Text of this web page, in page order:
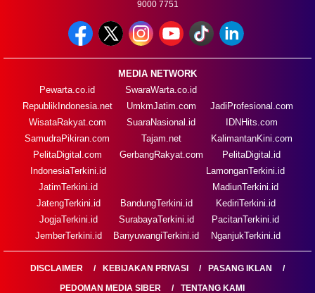
9000 7751
MEDIA NETWORK
Pewarta.co.id
RepublikIndonesia.net
WisataRakyat.com
SamudraPikiran.com
PelitaDigital.com
SwaraWarta.co.id
UmkmJatim.com
SuaraNasional.id
Tajam.net
GerbangRakyat.com
JadiProfesional.com
IDNHits.com
KalimantanKini.com
PelitaDigital.id
IndonesiaTerkini.id
JatimTerkini.id
JatengTerkini.id
JogjaTerkini.id
JemberTerkini.id
BandungTerkini.id
SurabayaTerkini.id
BanyuwangiTerkini.id
LamonganTerkini.id
MadiunTerkini.id
KediriTerkini.id
PacitanTerkini.id
NganjukTerkini.id
DISCLAIMER KEBIJAKAN PRIVASI
PASANG IKLAN
PEDOMAN MEDIA SIBER
TENTANG KAMI